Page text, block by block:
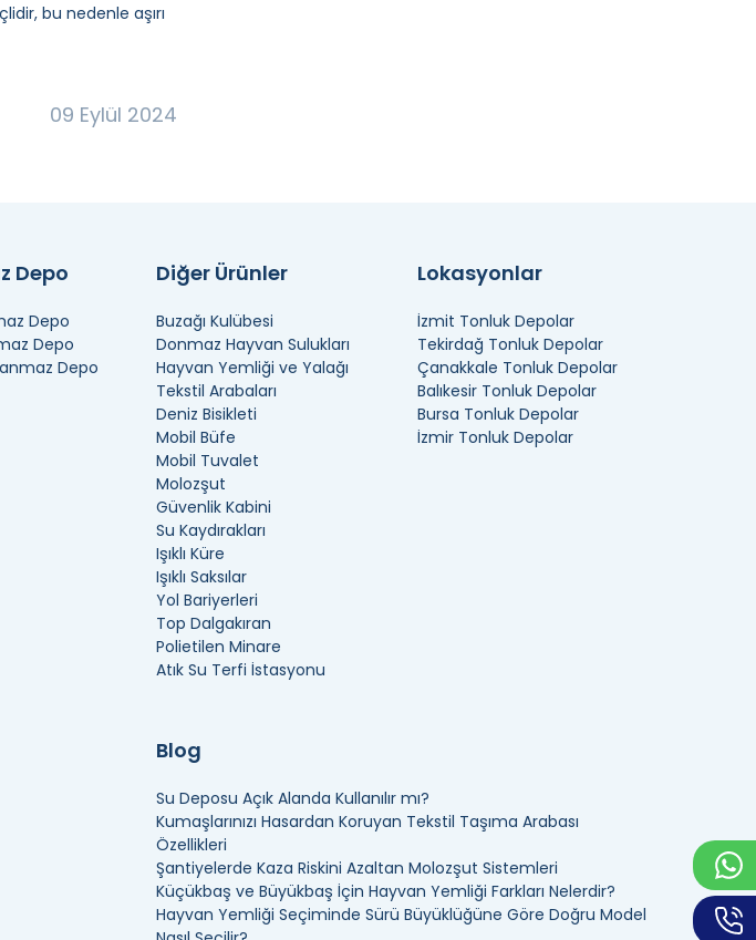
bu nedenle aşırı
09 Eylül 2024
Depo
Depo
Depo
Depo
Diğer Ürünler
Buzağı Kulübesi
Donmaz Hayvan Sulukları
Hayvan Yemliği ve Yalağı
Tekstil Arabaları
Deniz Bisikleti
Mobil Büfe
Mobil Tuvalet
Molozşut
Güvenlik Kabini
Su Kaydırakları
Işıklı Küre
Işıklı Saksılar
Yol Bariyerleri
Top Dalgakıran
Polietilen Minare
Atık Su Terfi İstasyonu
Lokasyonlar
İzmit Tonluk Depolar
Tekirdağ Tonluk Depolar
Çanakkale Tonluk Depolar
Balıkesir Tonluk Depolar
Bursa Tonluk Depolar
İzmir Tonluk Depolar
Blog
Su Deposu Açık Alanda Kullanılır mı?
Kumaşlarınızı Hasardan Koruyan Tekstil Taşıma Arabası
Özellikleri
Şantiyelerde Kaza Riskini Azaltan Molozşut Sistemleri
Küçükbaş ve Büyükbaş İçin Hayvan Yemliği Farkları Nelerdir?
Hayvan Yemliği Seçiminde Sürü Büyüklüğüne Göre Doğru Model